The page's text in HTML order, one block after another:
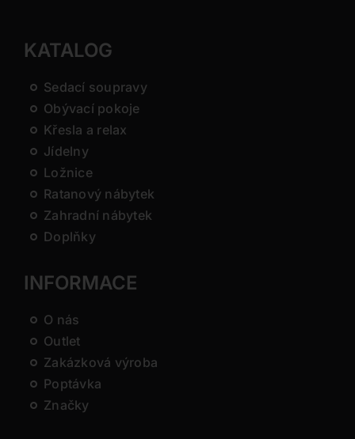
KATALOG
Sedací soupravy
Obývací pokoje
Křesla a relax
Jídelny
Ložnice
Ratanový nábytek
Zahradní nábytek
Doplňky
INFORMACE
O nás
Outlet
Zakázková výroba
Poptávka
Značky